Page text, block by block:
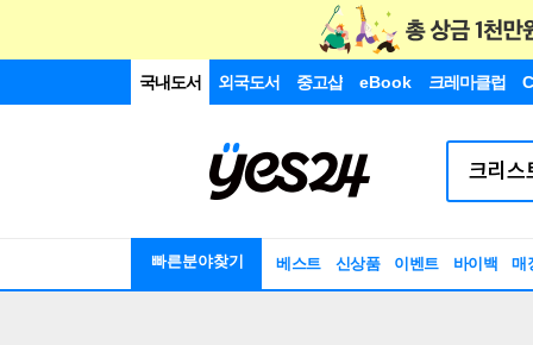
국내도서 외국도서 중고샵 eBook 크레마클럽
빠른분야찾기 베스트 신상품 이벤트 바이백 매